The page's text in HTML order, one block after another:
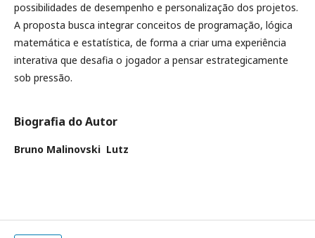
possibilidades de desempenho e personalização dos projetos.
A proposta busca integrar conceitos de programação, lógica
matemática e estatística, de forma a criar uma experiência
interativa que desafia o jogador a pensar estrategicamente
sob pressão.
Biografia do Autor
Bruno Malinovski Lutz